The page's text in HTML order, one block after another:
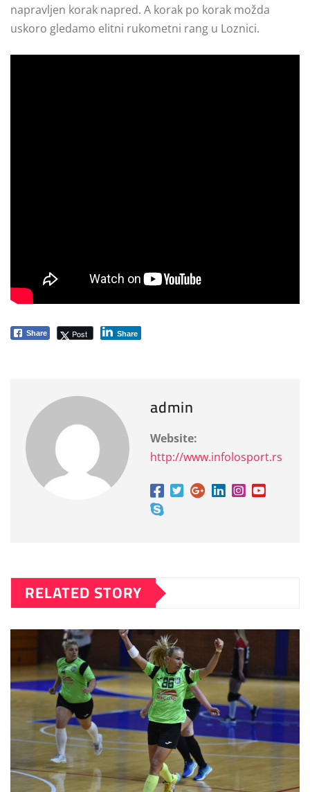
napravljen korak napred. A korak po korak možda
uskoro gledamo elitni rukometni rang u Loznici.
Share Post Share
admin
Website:
http://www.infolosport.rs
RELATED STORY